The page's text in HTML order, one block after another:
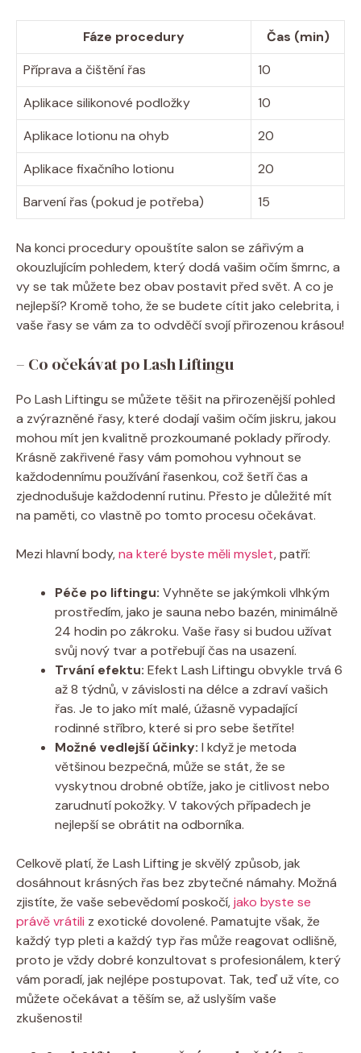
Fáze procedury
Čas (min)
Příprava a čištění řas
10
Aplikace silikonové podložky
10
Aplikace lotionu na ohyb
20
Aplikace fixačního lotionu
20
Barvení řas (pokud je potřeba)
15
Na konci procedury opouštíte salon se zářivým a
okouzlujícím pohledem, který dodá vašim očím šmrnc, a
vy se tak můžete bez obav postavit před svět. A co je
nejlepší? Kromě toho, že se budete cítit jako celebrita, i
vaše řasy se vám za to odvděčí svojí přirozenou krásou!
– Co očekávat po Lash Liftingu
Po Lash Liftingu se můžete těšit na přirozenější pohled
a zvýrazněné řasy, které dodají vašim očím jiskru, jakou
mohou mít jen kvalitně prozkoumané poklady přírody.
Krásně zakřivené řasy vám pomohou vyhnout se
každodennímu používání řasenkou, což šetří čas a
zjednodušuje každodenní rutinu. Přesto je důležité mít
na paměti, co vlastně po tomto procesu očekávat.
Mezi hlavní body,na které byste měli myslet, patří:
Péče po liftingu: Vyhněte se jakýmkoli vlhkým
prostředím, jako je sauna nebo bazén, minimálně
24 hodin po zákroku. Vaše řasy si budou užívat
svůj nový tvar a potřebují čas na usazení.
Trvání efektu: Efekt Lash Liftingu obvykle trvá 6
až 8 týdnů, v závislosti na délce a zdraví vašich
řas. Je to jako mít malé, úžasně vypadající
rodinné stříbro, které si pro sebe šetříte!
Možné vedlejší účinky: I když je metoda
většinou bezpečná, může se stát, že se
vyskytnou drobné obtíže, jako je citlivost nebo
zarudnutí pokožky. V takových případech je
nejlepší se obrátit na odborníka.
Celkově platí, že Lash Lifting je skvělý způsob, jak
dosáhnout krásných řas bez zbytečné námahy. Možná
zjistíte, že vaše sebevědomí poskočí,jako byste se
právě vrátili z exotické dovolené. Pamatujte však, že
každý typ pleti a každý typ řas může reagovat odlišně,
proto je vždy dobré konzultovat s profesionálem, který
vám poradí, jak nejlépe postupovat. Tak, teď už víte, co
můžete očekávat a těším se, až uslyším vaše
zkušenosti!